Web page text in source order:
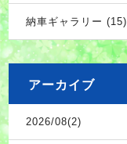
納車ギャラリー (15)
アーカイブ
2026/08(2)